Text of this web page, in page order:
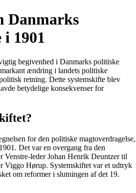
Danmarks
i 1901
begivenhed i Danmarks politiske
ændring i landets politiske
retning. Dette systemskifte blev
betydelige konsekvenser for
for den politiske magtoverdragelse,
Det var en overgang fra den
Venstre-leder Johan Henrik Deuntzer til
Viggo Hørup. Systemskiftet var et udtryk
om reformer i slutningen af det 19.